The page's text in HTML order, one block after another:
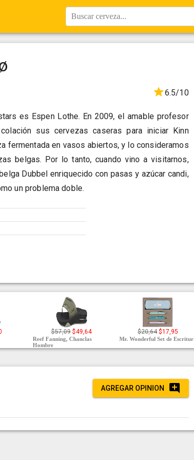
Buscar cerveza...
6.5/10
es Espen Lothe. En 2009, el amable profesor
sus cervezas caseras para iniciar Kinn
fermentada en vasos abiertos, y lo consideramos
belgas. Por lo tanto, cuando vino a visitarnos,
Dubbel enriquecido con pasas y azúcar candi,
un problema doble.
$57,09 $49,64
Reef Fanning, Chanclas
Hombre
$20,64 $17,95
Mr. Wonderful Set de Escritur
AGREGAR OPINION